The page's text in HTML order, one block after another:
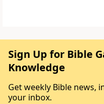
Sign Up for Bible
Knowledge
Get weekly Bible news,
your inbox.